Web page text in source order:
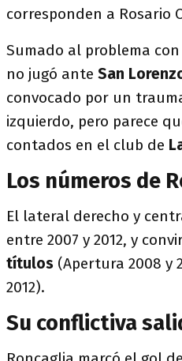
corresponden a Rosario
Sumado al problema con
no jugó ante San
convocado por un
izquierdo, pero parece
contados en el club de
Los números de
El lateral derecho y
entre 2007 y 2012, y
títulos (Apertura 2008 y
2012).
Su conflictiva